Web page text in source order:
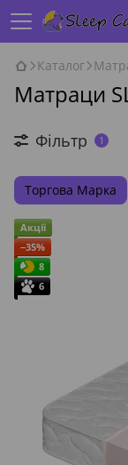
Каталог
Матраци
Фільтр 1
Торгова Марка
Акції
−35%
8
6